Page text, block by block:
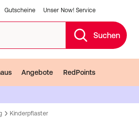
Gutscheine Unser Now! Service
Suchen
Angebote RedPoints
Kinderpflaster